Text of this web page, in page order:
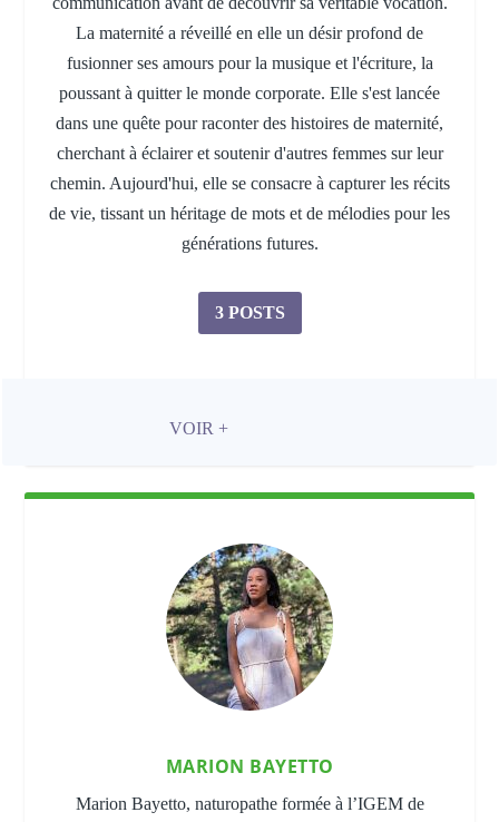
La maternité a réveillé en elle un désir profond de
fusionner ses amours pour la musique et l'écriture, la
poussant à quitter le monde corporate. Elle s'est lancée
dans une quête pour raconter des histoires de maternité,
cherchant à éclairer et soutenir d'autres femmes sur leur
chemin. Aujourd'hui, elle se consacre à capturer les récits
de vie, tissant un héritage de mots et de mélodies pour les
générations futures.
3 POSTS
VOIR +
MARION BAYETTO
Marion Bayetto, naturopathe formée à l’IGEM de